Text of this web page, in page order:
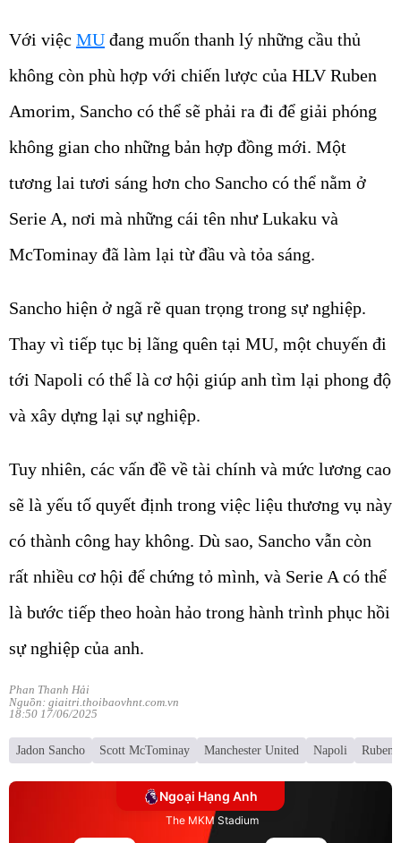
Với việc MU đang muốn thanh lý những cầu thủ
không còn phù hợp với chiến lược của HLV Ruben
Amorim, Sancho có thể sẽ phải ra đi để giải phóng
không gian cho những bản hợp đồng mới. Một
tương lai tươi sáng hơn cho Sancho có thể nằm ở
Serie A, nơi mà những cái tên như Lukaku và
McTominay đã làm lại từ đầu và tỏa sáng.
Sancho hiện ở ngã rẽ quan trọng trong sự nghiệp.
Thay vì tiếp tục bị lãng quên tại MU, một chuyến đi
tới Napoli có thể là cơ hội giúp anh tìm lại phong độ
và xây dựng lại sự nghiệp.
Tuy nhiên, các vấn đề về tài chính và mức lương cao
sẽ là yếu tố quyết định trong việc liệu thương vụ này
có thành công hay không. Dù sao, Sancho vẫn còn
rất nhiều cơ hội để chứng tỏ mình, và Serie A có thể
là bước tiếp theo hoàn hảo trong hành trình phục hồi
sự nghiệp của anh.
Phan Thanh Hải
Nguồn: giaitri.thoibaovhnt.com.vn
18:50 17/06/2025
Jadon Sancho Scott McTominay Manchester United Napoli Ruben
Ngoại Hạng Anh
The MKM Stadium